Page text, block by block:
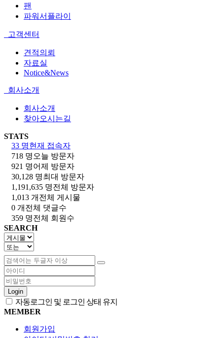
팬
파워서플라이
고객센터
견적의뢰
자료실
Notice&News
회사소개
회사소개
찾아오시는길
STATS
33 명현재 접속자
718 명 오늘 방문자
921 명어제 방문자
30,128 명최대 방문자
1,191,635 명전체 방문자
1,013 개 전체 게시물
0 개 전체 댓글수
359 명전체 회원수
SEARCH
Login
자동로그인 및 로그인 상태 유지
MEMBER
회원가입